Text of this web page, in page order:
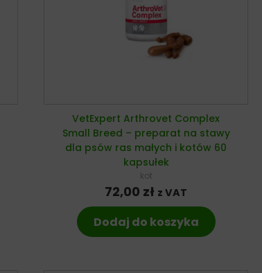
VetExpert Arthrovet Complex
Small Breed – preparat na stawy
dla psów ras małych i kotów 60
kapsułek
kot
72,00 zł z VAT
Dodaj do koszyka